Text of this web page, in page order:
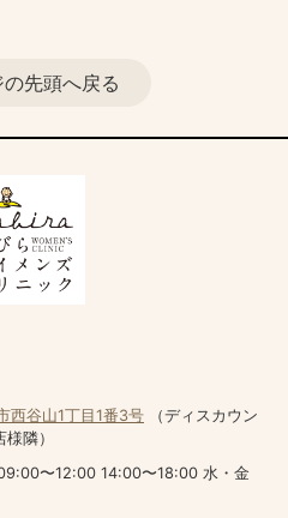
先頭へ戻る
西谷山1丁目1番3号 （ディスカウン
隣）
〜12:00 14:00〜18:00 水・金